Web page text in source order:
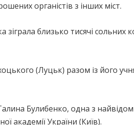
органістів з інших міст.
близько тисячі сольних
(Луцьк) разом із його
Булибенко, одна з
академії України (Київ).